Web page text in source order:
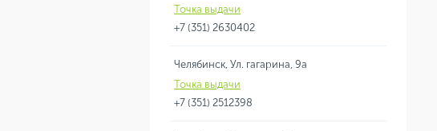
Точка выдачи
+7 (351) 2630402
Челябинск, Ул. гагарина, 9а
Точка выдачи
+7 (351) 2512398